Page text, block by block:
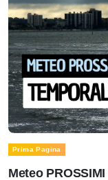
Prima Pagina
Meteo